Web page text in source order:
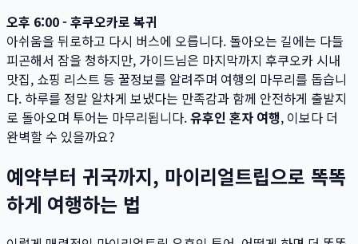
오후 6:00 - 후쿠오카로 복귀
아쉬움을 뒤로하고 다시 버스에 오릅니다. 돌아오는 길에는 다들
피곤해서 잠을 청하지만, 가이드님은 마지막까지 후쿠오카 시내
맛집, 쇼핑 리스트 등 꿀정보를 알려주며 여행의 마무리를 돕습니
다. 하루를 정말 알차게 보냈다는 만족감과 함께 안전하게 출발지
로 돌아오며 투어는 마무리됩니다.유후인 혼자 여행, 이보다 더
완벽할 수 있을까요?
예약부터 귀국까지, 마이리얼트립으로 똑똑
하게 여행하는 법